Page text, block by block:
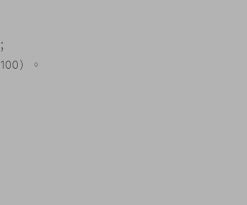
）。